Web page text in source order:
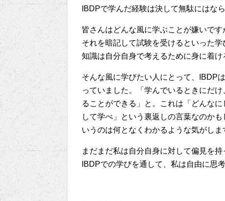
IBDPで学んだ経験は決して無駄にはな
皆さんはどんな風に学ぶことが嫌いで
それを暗記して試験を受けるといった
知識は自分自身で考えるために身に着
そんな風に学びたい人にとって、IBDP
っていました。「学んでいるときにだ
ることができる」と。これは「どんな
して学べ」という裏返しの言葉なのか
いうのは何となくわかるような気がしま
まだまだ私は自分自身に対して偏見を
IBDPでの学びを通して、私は自由に思